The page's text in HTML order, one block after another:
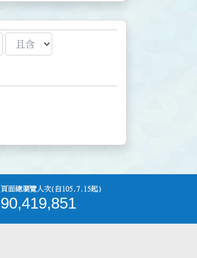
頁面總瀏覽人次(自105.7.15起)
90,419,851